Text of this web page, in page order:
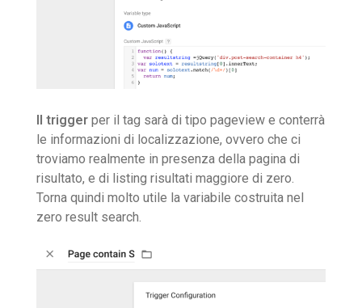
Il trigger per il tag sarà di tipo pageview e conterrà
le informazioni di localizzazione, ovvero che ci
troviamo realmente in presenza della pagina di
risultato, e di listing risultati maggiore di zero.
Torna quindi molto utile la variabile costruita nel
zero result search.